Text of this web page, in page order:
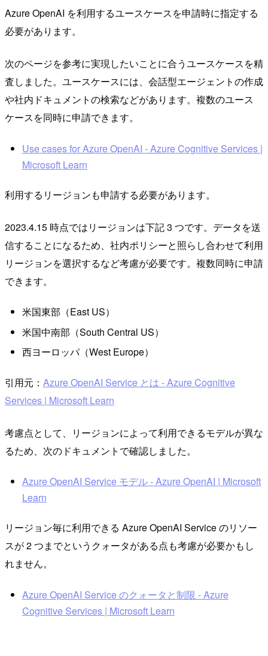
Azure OpenAI を利用するユースケースを申請時に指定する
必要があります。
次のページを参考に実現したいことに合うユースケースを精
査しました。ユースケースには、会話型エージェントの作成
や社内ドキュメントの検索などがあります。複数のユース
ケースを同時に申請できます。
Use cases for Azure OpenAI - Azure Cognitive Services |
Microsoft Learn
利用するリージョンも申請する必要があります。
2023.4.15 時点ではリージョンは下記 3 つです。データを送
信することになるため、社内ポリシーと照らし合わせて利用
リージョンを選択するなど考慮が必要です。複数同時に申請
できます。
米国東部（East US）
米国中南部（South Central US）
西ヨーロッパ（West Europe）
引用元： Azure OpenAI Service とは - Azure Cognitive
Services | Microsoft Learn
考慮点として、リージョンによって利用できるモデルが異な
るため、次のドキュメントで確認しました。
Azure OpenAI Service モデル - Azure OpenAI | Microsoft
Learn
リージョン毎に利用できる Azure OpenAI Service のリソー
スが 2 つまでというクォータがある点も考慮が必要かもし
れません。
Azure OpenAI Service のクォータと制限 - Azure
Cognitive Services | Microsoft Learn